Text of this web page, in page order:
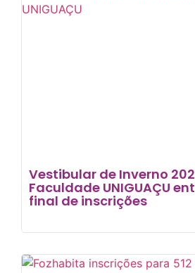
Vestibular de Inverno
Faculdade UNIGUAÇU
final de inscrições